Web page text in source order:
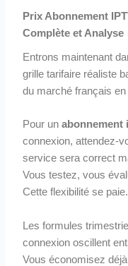
Prix Abonnement
Complète et Analyse
Entrons maintenant
grille tarifaire réaliste
du marché français en
Pour unabonnement
connexion, attendez-
service sera correct
Vous testez, vous
Cette flexibilité se paie.
Les formules
connexion oscillent
Vous économisez